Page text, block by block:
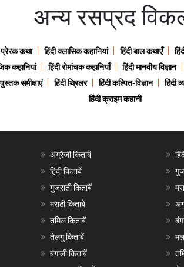
अन्य रसप्रद
प्रेरक कथा हिंदी क्लासिक कहानियां हिंदी बाल कथाएँ
कहानियां हिंदी रोमांचक कहानियाँ हिंदी मानवीय विज्ञान
पुस्तक समीक्षाएं हिंदी थ्रिलर हिंदी कल्पित-विज्ञान हिंदी
हिंदी क्राइम कहानी
अंग्रेजी किताबें
हिंदी किताबें
गुजराती किताबें
मराठी किताबें
तमिल किताबें
तेलगु किताबें
बंगाली किताबें